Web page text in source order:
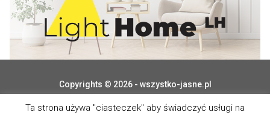
Copyrights © 2026 - wszystko-jasne.pl
Ta strona używa "ciasteczek" aby świadczyć usługi na